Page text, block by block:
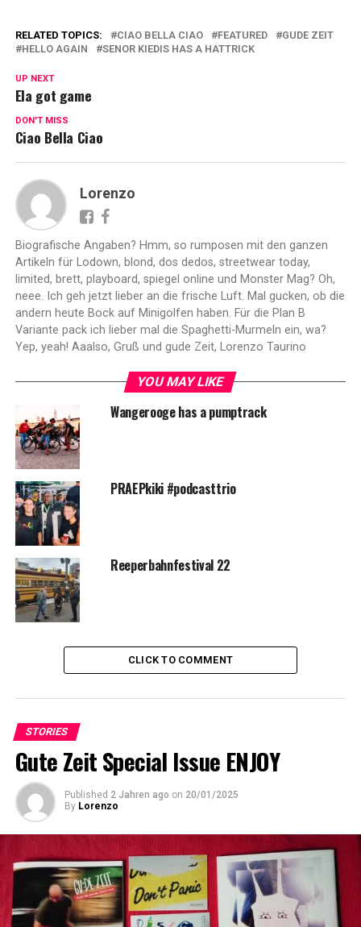
RELATED TOPICS: CIAO BELLA CIAO FEATURED
GUDE ZEIT
HELLO AGAIN
SENOR KIEDIS HAS A HATTRICK
UP NEXT
Ela got game
DON'T MISS
Ciao Bella Ciao
Lorenzo
Biografische Angaben? Hmm, so rumposen mit den ganzen
Artikeln für Lodown, blond, dos dedos, streetwear today,
limited, brett, playboard, spiegel online und Monster Mag? Oh,
neee. Ich geh jetzt lieber an die frische Luft. Mal gucken, ob die
andern heute Bock auf Minigolfen haben. Für die Plan B
Variante pack ich lieber mal die Spaghetti-Murmeln ein, wa?
Yep, yeah! Aaalso, Gruß und gude Zeit, Lorenzo Taurino
YOU MAY LIKE
Wangerooge has a pumptrack
PRAEPkiki #podcasttrio
Reeperbahnfestival 22
CLICK TO COMMENT
STORIES
Gute Zeit Special Issue ENJOY
Published 2 Jahren ago on 20/01/2025
By Lorenzo